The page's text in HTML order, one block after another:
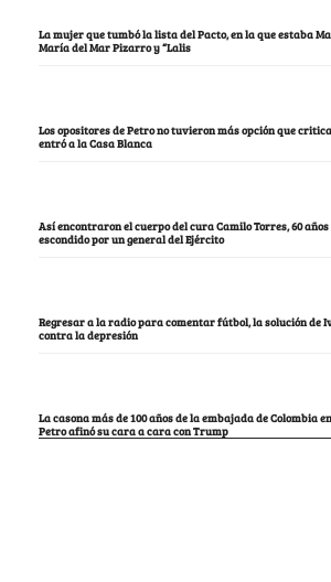
La mujer que tumbó la lista del Pacto, en la que estaba
María del Mar Pizarro y “Lalis
Los opositores de Petro no tuvieron más opción que
entró a la Casa Blanca
Así encontraron el cuerpo del cura Camilo Torres, 60
escondido por un general del Ejército
Regresar a la radio para comentar fútbol, la solución de
contra la depresión
La casona más de 100 años de la embajada de Colombia
Petro afinó su cara a cara con Trump